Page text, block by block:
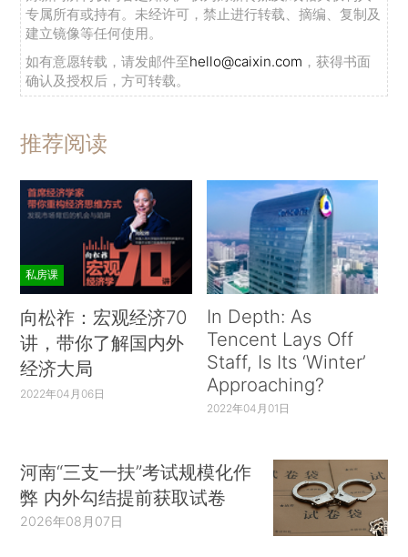
专属所有或持有。未经许可，禁止进行转载、摘编、复制及
建立镜像等任何使用。
如有意愿转载，请发邮件至hello@caixin.com ，获得书面
确认及授权后，方可转载。
推荐阅读
私房课
向松祚：宏观经济70
讲，带你了解国内外
经济大局
2022年04月06日
In Depth: As
Tencent Lays Off
Staff, Is Its ‘Winter’
Approaching?
2022年04月01日
河南“三支一扶”考试规模化作
弊 内外勾结提前获取试卷
2026年08月07日